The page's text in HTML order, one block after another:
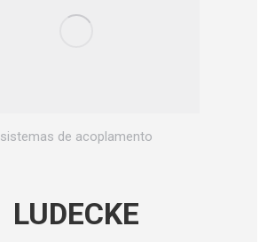
sistemas de acoplamento
LUDECKE